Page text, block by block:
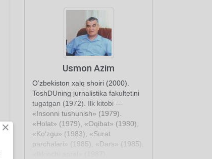
Usmon Azim
O’zbekiston xalq shoiri (2000).
ToshDUning jurnalistika fakultetini
tugatgan (1972). Ilk kitobi —
«Insonni tushunish» (1979).
«Holat» (1979), «Oqibat» (1980),
«Ko‘zgu» (1983), «Surat
parchalari» (1985), «Dars» (1985),
×